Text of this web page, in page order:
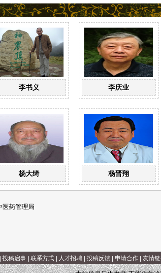
李书义 李庆业
杨大绮 杨晋翔
医药管理局
投稿启事| 联系方式| 人才招聘| 投稿反馈| 申请合作| 友情